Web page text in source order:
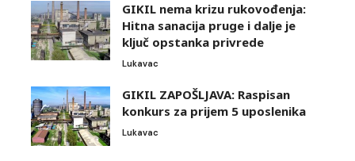
GIKIL nema krizu rukovođenja:
Hitna sanacija pruge i dalje je
ključ opstanka privrede
Lukavac
GIKIL ZAPOŠLJAVA: Raspisan
konkurs za prijem 5 uposlenika
Lukavac